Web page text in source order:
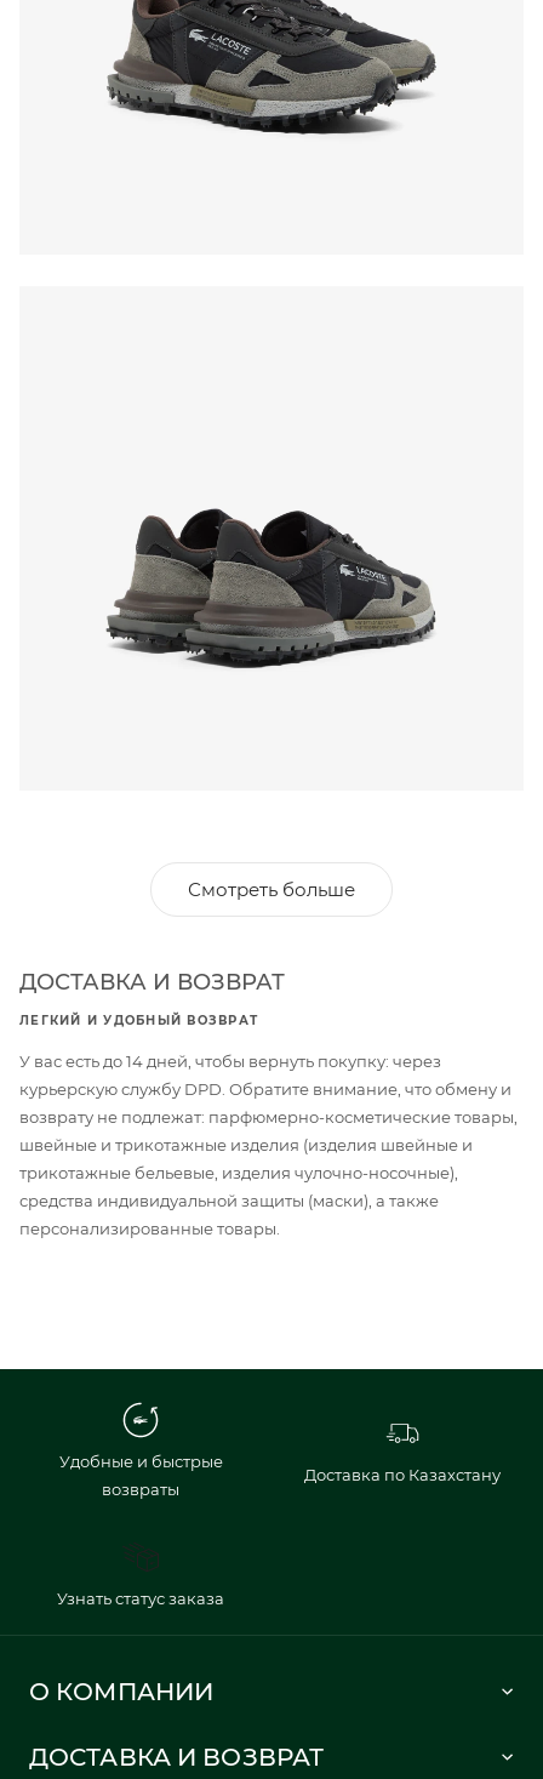
Смотреть больше
ДОСТАВКА И ВОЗВРАТ
ЛЕГКИЙ И УДОБНЫЙ ВОЗВРАТ
У вас есть до 14 дней, чтобы вернуть покупку: через
курьерскую службу DPD. Обратите внимание, что обмену и
возврату не подлежат: парфюмерно-косметические товары,
швейные и трикотажные изделия (изделия швейные и
трикотажные бельевые, изделия чулочно-носочные),
средства индивидуальной защиты (маски), а также
персонализированные товары.
Удобные и быстрые
возвраты
Доставка по Казахстану
Узнать статус заказа
О КОМПАНИИ
Политика в отношении обработки персональных данных
ДОСТАВКА И ВОЗВРАТ